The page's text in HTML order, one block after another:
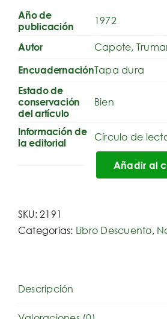
Año de
publicación
1972
Autor Capote,
EncuadernaciónTapa dura
Estado de
conservación
del artículo
Bien
Información de
la editorial
Círculo de
cantidad
Añadir al
SKU:2191
Categorías: Libro Descuento,
Descripción